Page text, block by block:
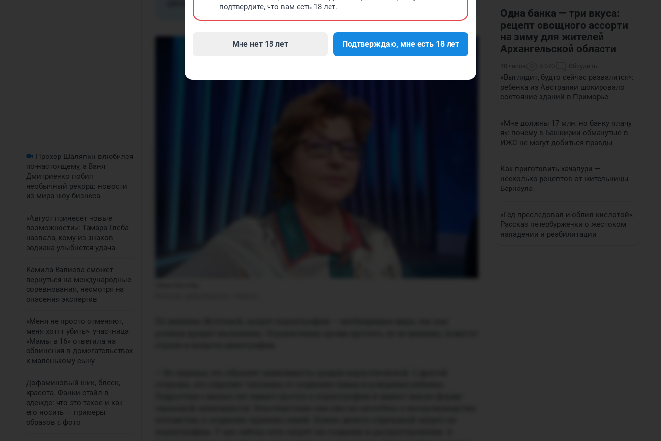
Прохор Шаляпин влюбился
по-настоящему, а Ваня
Дмитриенко побил
необычный рекорд: новости
из мира шоу-бизнеса
«Август принесет новые
возможности»: Тамара Глоба
назвала, кому из знаков
зодиака улыбнется удача
Камила Валиева сможет
вернуться на международные
соревнования, несмотря на
опасения экспертов
«Меня не просто отменяют,
меня хотят убить»: участница
«Мамы в 16» ответила на
обвинения в домогательствах
к маленькому сыну
Дофаминовый шик, блеск,
красота. Фанки-стайл в
одежде: что это такое и как
его носить — примеры
образов с фото
Одна банка — три вкуса:
рецепт овощного ассорти
на зиму для жителей
Архангельской области
10 часов 5 070 Обсудить
«Выглядит, будто сейчас развалится»:
ребенка из Австралии шокировало
состояние зданий в Приморье
«Мне должны 17 млн, но банку плачу
я»: почему в Башкирии обманутые в
ИЖС не могут добиться правды
Как приготовить хачапури —
несколько рецептов от жительницы
Барнаула
«Год преследовал и облил кислотой».
Рассказ петербурженки о жестоком
нападении и реабилитации
подтвердите, что вам есть 18 лет.
Мне нет 18 лет Подтверждаю, мне есть 18 лет